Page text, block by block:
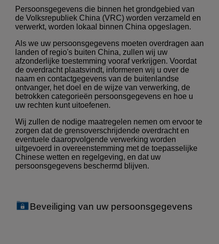
Persoonsgegevens die binnen het grondgebied van
de Volksrepubliek China (VRC) worden verzameld en
verwerkt, worden lokaal binnen China opgeslagen.
Als we uw persoonsgegevens moeten overdragen aan
landen of regio's buiten China, zullen wij uw
afzonderlijke toestemming vooraf verkrijgen. Voordat
de overdracht plaatsvindt, informeren wij u over de
naam en contactgegevens van de buitenlandse
ontvanger, het doel en de wijze van verwerking, de
betrokken categorieën persoonsgegevens en hoe u
uw rechten kunt uitoefenen.
Wij zullen de nodige maatregelen nemen om ervoor te
zorgen dat de grensoverschrijdende overdracht en
eventuele daaropvolgende verwerking worden
uitgevoerd in overeenstemming met de toepasselijke
Chinese wetten en regelgeving, en dat uw
persoonsgegevens beschermd blijven.
Beveiliging van uw persoonsgegevens